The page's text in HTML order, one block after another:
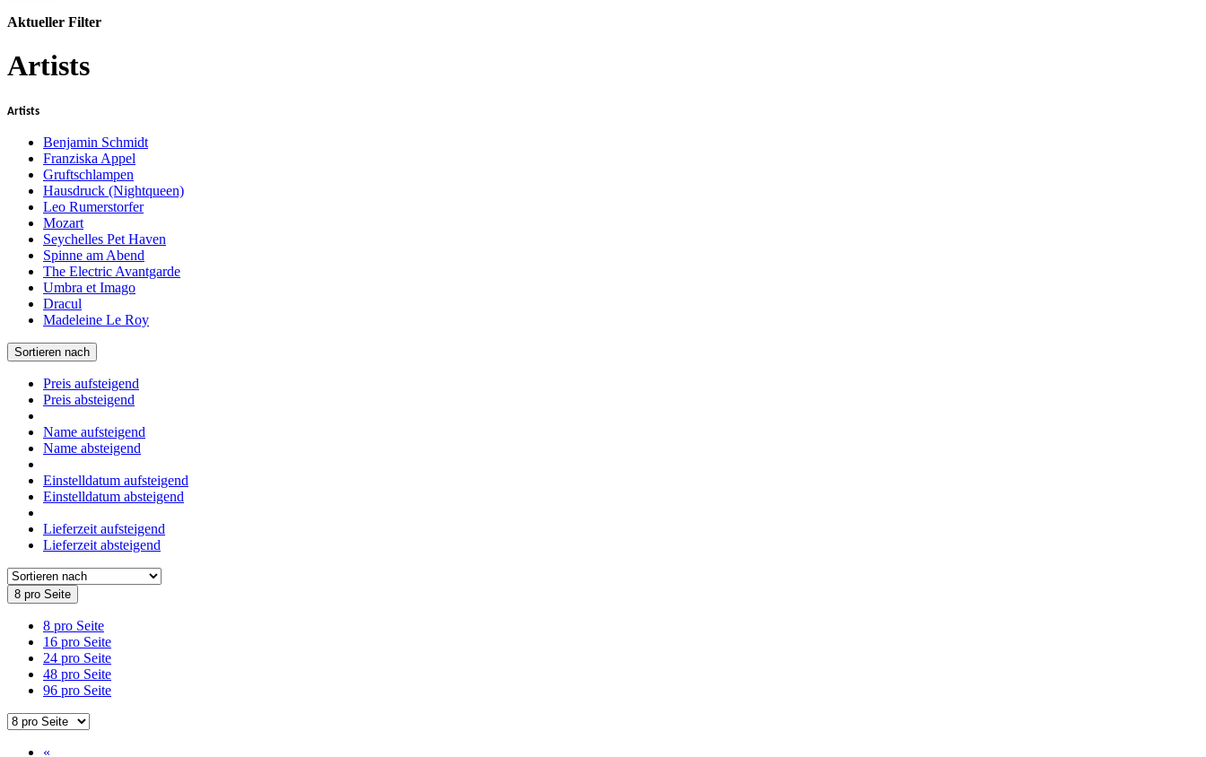
Aktueller Filter
Artists
Artists
Benjamin Schmidt
Franziska Appel
Gruftschlampen
Hausdruck (Nightqueen)
Leo Rumerstorfer
Mozart
Seychelles Pet Haven
Spinne am Abend
The Electric Avantgarde
Umbra et Imago
Dracul
Madeleine Le Roy
Sortieren nach
Preis aufsteigend
Preis absteigend
Name aufsteigend
Name absteigend
Einstelldatum aufsteigend
Einstelldatum absteigend
Lieferzeit aufsteigend
Lieferzeit absteigend
8 pro Seite
8 pro Seite
16 pro Seite
24 pro Seite
48 pro Seite
96 pro Seite
«